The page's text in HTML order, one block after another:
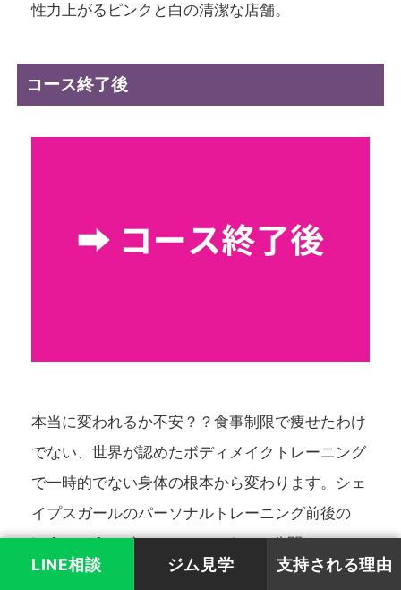
性力上がるピンクと白の清潔な店舗。
コース終了後
本当に変われるか不安？？食事制限で痩せたわけ
でない、世界が認めたボディメイクトレーニング
で一時的でない身体の根本から変わります。シェ
イプスガールのパーソナルトレーニング前後の
before-afterビフォアーアフターの公開。
LINE相談 ジム見学 支持される理由